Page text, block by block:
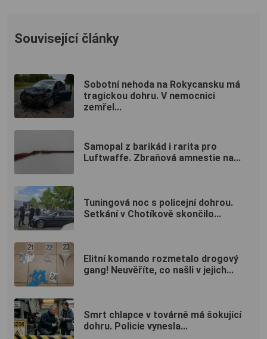
Související články
Sobotní nehoda na Rokycansku má
tragickou dohru. V nemocnici
zemřel...
Samopal z barikád i rarita pro
Luftwaffe. Zbraňová amnestie na...
Tuningová noc s policejní dohrou.
Setkání v Chotíkově skončilo...
Elitní komando rozmetalo drogový
gang! Neuvěříte, co našli v jejich...
Smrt chlapce v továrně má šokující
dohru. Policie vynesla...